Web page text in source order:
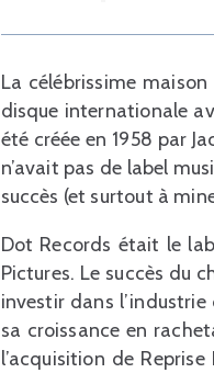
La célébrissime
disque internationale
été créée en 1958 par
n’avait pas de label
succès (et surtout à
Dot Records était le
Pictures. Le succès du
investir dans
sa croissance en
l’acquisition de